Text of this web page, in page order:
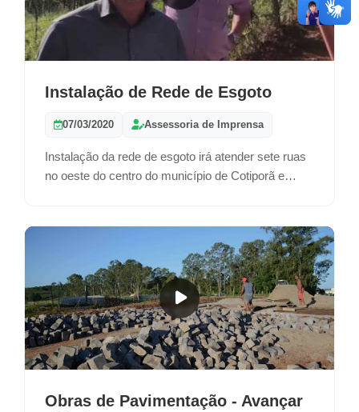
Instalação de Rede de Esgoto
07/03/2020 Assessoria de Imprensa
Instalação da rede de esgoto irá atender sete ruas
no oeste do centro do município de Cotiporã e
Obras de Pavimentação - Avançar